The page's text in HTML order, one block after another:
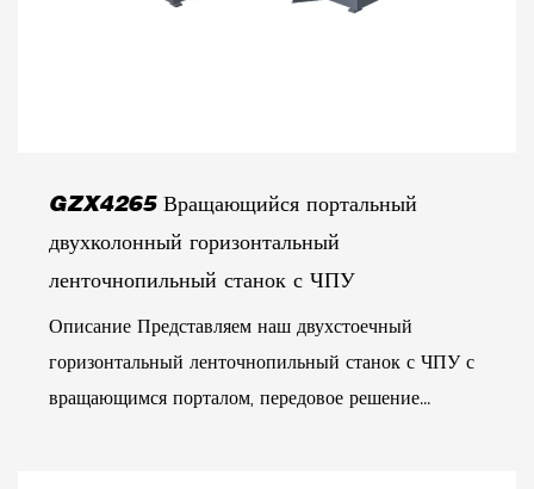
GZX4265 Вращающийся портальный
двухколонный горизонтальный
ленточнопильный станок с ЧПУ
Описание Представляем наш двухстоечный
горизонтальный ленточнопильный станок с ЧПУ с
вращающимся порталом, передовое решение...